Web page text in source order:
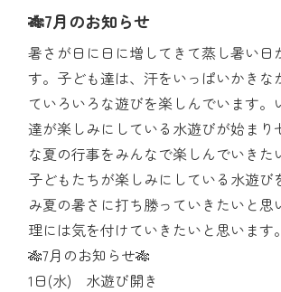
🎋7月のお知らせ
暑さが日に日に増してきて蒸し暑い日
す。子ども達は、汗をいっぱいかきな
ていろいろな遊びを楽しんでいます。
達が楽しみにしている水遊びが始まり
な夏の行事をみんなで楽しんでいきた
子どもたちが楽しみにしている水遊び
み夏の暑さに打ち勝っていきたいと思
理には気を付けていきたいと思います。
🎋7月のお知らせ🎋
1日(水) 水遊び開き